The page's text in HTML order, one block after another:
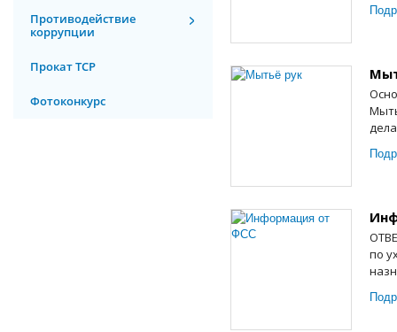
Противодействие
коррупции
Прокат ТСР
Фотоконкурс
по